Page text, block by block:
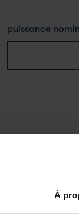
À
puissance